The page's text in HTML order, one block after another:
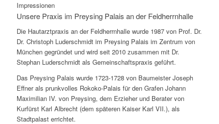
Impressionen
Unsere Praxis im Preysing Palais an der Feldherrnhalle
Die Hautarztpraxis an der Feldherrnhalle wurde 1987 von Prof. Dr.
Dr. Christoph Luderschmidt im Preysing Palais im Zentrum von
München gegründet und wird seit 2010 zusammen mit Dr.
Stephan Luderschmidt als Gemeinschaftspraxis geführt.
Das Preysing Palais wurde 1723-1728 von Baumeister Joseph
Effner als prunkvolles Rokoko-Palais für den Grafen Johann
Maximilian IV. von Preysing, dem Erzieher und Berater von
Kurfürst Karl Albrecht (dem späteren Kaiser Karl VII.), als
Stadtpalast errichtet.